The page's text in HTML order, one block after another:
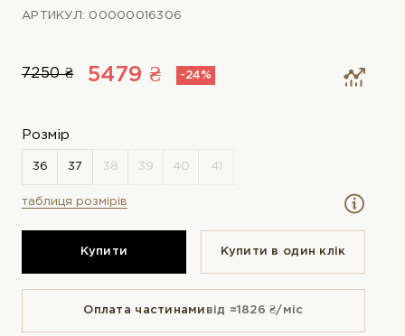
АРТИКУЛ: 00000016306
7250 ₴ 5479 ₴ -24%
Розмір
таблиця розмірів
Купити Купити в один клiк
Оплата частинами від ≈1826 ₴/міс